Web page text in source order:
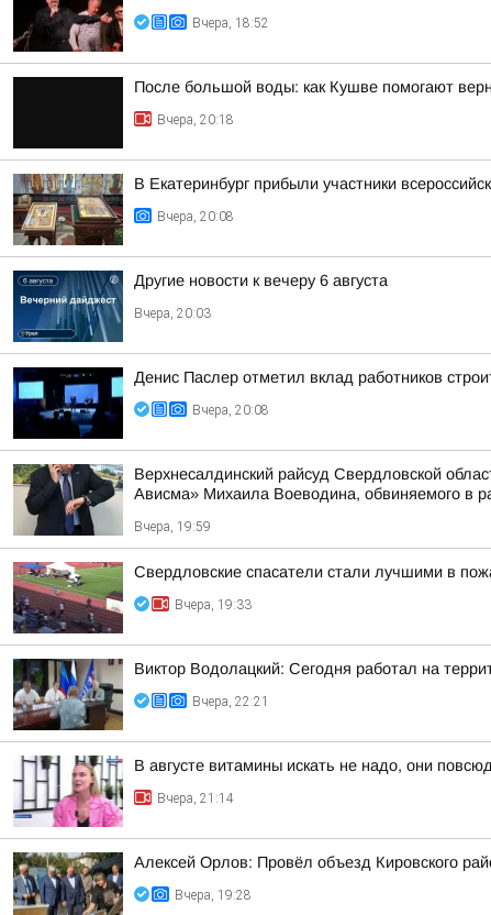
Вчера, 18:52
После большой воды: как Кушве помогают
Вчера, 20:18
В Екатеринбург прибыли участники
Вчера, 20:08
Другие новости к вечеру 6 августа
Вчера, 20:03
Денис Паслер отметил вклад работников
Вчера, 20:08
Верхнесалдинский райсуд Свердловской
Ависма» Михаила Воеводина, обвиняемого в
Вчера, 19:59
Свердловские спасатели стали лучшими в
Вчера, 19:33
Виктор Водолацкий: Сегодня работал на
Вчера, 22:21
В августе витамины искать не надо, они
Вчера, 21:14
Алексей Орлов: Провёл объезд Кировского
Вчера, 19:28